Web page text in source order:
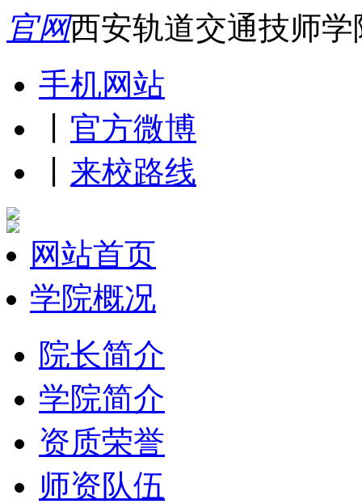
官网西安轨道交通技师
手机网站
官方微博
来校路线
网站首页
学院概况
院长简介
学院简介
资质荣誉
师资队伍